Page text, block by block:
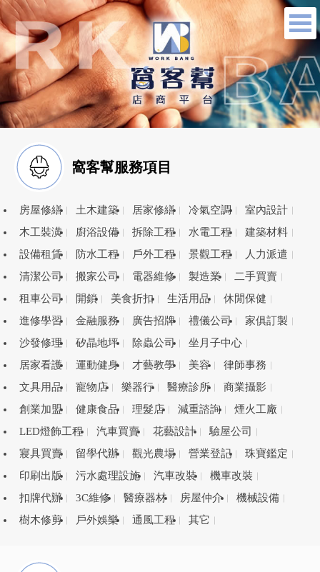
窩客幫服務項目
房屋修繕 土木建築 居家修繕 冷氣空調
室內設計
木工裝潢
廚浴設備 拆除工程 水電工程
建築材料
設備租賃
防水工程 戶外工程 景觀工程
人力派遣
清潔公司
搬家公司 電器維修 製造業
二手買賣
租車公司
開鎖 美食折扣 生活用品
休閒保健
進修學習
金融服務 廣告招牌 禮儀公司
家俱訂製
沙發修理
矽晶地坪 除蟲公司
坐月子中心
居家看護
運動健身 才藝教學 美容
律師事務
文具用品
寵物店 樂器行 醫療診所
商業攝影
創業加盟
健康食品 理髮店 減重諮詢
煙火工廠
LED燈飾工程
汽車買賣 花藝設計
驗屋公司
寢具買賣
留學代辦 觀光農場 營業登記
珠寶鑑定
印刷出版
污水處理設施 汽車改裝
機車改裝
扣牌代辦
3C維修 醫療器材 房屋仲介
機械設備
樹木修剪
戶外娛樂 通風工程 其它